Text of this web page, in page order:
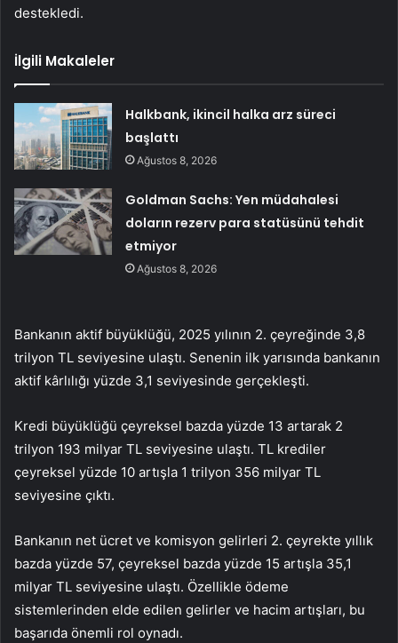
destekledi.
İlgili Makaleler
Halkbank, ikincil halka arz süreci
başlattı
Ağustos 8, 2026
Goldman Sachs: Yen müdahalesi
doların rezerv para statüsünü tehdit
etmiyor
Ağustos 8, 2026
Bankanın aktif büyüklüğü, 2025 yılının 2. çeyreğinde 3,8
trilyon TL seviyesine ulaştı. Senenin ilk yarısında bankanın
aktif kârlılığı yüzde 3,1 seviyesinde gerçekleşti.
Kredi büyüklüğü çeyreksel bazda yüzde 13 artarak 2
trilyon 193 milyar TL seviyesine ulaştı. TL krediler
çeyreksel yüzde 10 artışla 1 trilyon 356 milyar TL
seviyesine çıktı.
Bankanın net ücret ve komisyon gelirleri 2. çeyrekte yıllık
bazda yüzde 57, çeyreksel bazda yüzde 15 artışla 35,1
milyar TL seviyesine ulaştı. Özellikle ödeme
sistemlerinden elde edilen gelirler ve hacim artışları, bu
başarıda önemli rol oynadı.